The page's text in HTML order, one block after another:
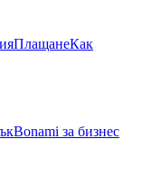
ПлащанеКак
Bonami за бизнес